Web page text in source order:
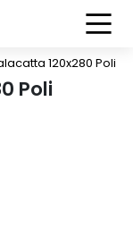
120x280 Poli
Poli